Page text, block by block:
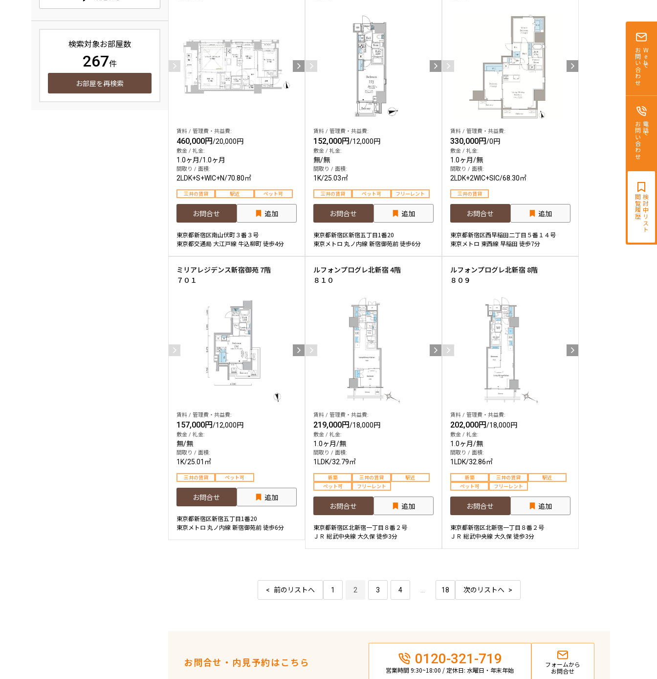
Webで
お問い合わせ
電話で
お問い合わせ
検討中リスト
閲覧履歴
検索対象お部屋数
267件
お部屋を再検索
賃料 / 管理費・共益費:
460,000円/20,000円
敷金 / 礼金:
1.0ヶ月/1.0ヶ月
間取り / 面積:
2LDK+S+WIC+N/70.80㎡
三井の賃貸 駅近 ペット可
お問合せ 追加
東京都新宿区南山伏町３番３号
東京都交通局 大江戸線 牛込柳町 徒歩4分
賃料 / 管理費・共益費:
152,000円/12,000円
敷金 / 礼金:
無/無
間取り / 面積:
1K/25.03㎡
三井の賃貸 ペット可 フリーレント
お問合せ 追加
東京都新宿区新宿五丁目1番20
東京メトロ 丸ノ内線 新宿御苑前 徒歩6分
賃料 / 管理費・共益費:
330,000円/0円
敷金 / 礼金:
1.0ヶ月/無
間取り / 面積:
2LDK+2WIC+SIC/68.30㎡
三井の賃貸
お問合せ 追加
東京都新宿区西早稲田二丁目５番１４号
東京メトロ 東西線 早稲田 徒歩7分
ミリアレジデンス新宿御苑 7階
７０１
賃料 / 管理費・共益費:
157,000円/12,000円
敷金 / 礼金:
無/無
間取り / 面積:
1K/25.01㎡
三井の賃貸 ペット可
お問合せ 追加
東京都新宿区新宿五丁目1番20
東京メトロ 丸ノ内線 新宿御苑前 徒歩6分
ルフォンプログレ北新宿 4階
８１０
賃料 / 管理費・共益費:
219,000円/18,000円
敷金 / 礼金:
1.0ヶ月/無
間取り / 面積:
1LDK/32.79㎡
新築 三井の賃貸
駅近
ペット可
フリーレント
お問合せ 追加
東京都新宿区北新宿一丁目８番２号
ＪＲ 総武中央線 大久保 徒歩3分
ルフォンプログレ北新宿 8階
８０９
賃料 / 管理費・共益費:
202,000円/18,000円
敷金 / 礼金:
1.0ヶ月/無
間取り / 面積:
1LDK/32.86㎡
新築 三井の賃貸
駅近
ペット可
フリーレント
お問合せ 追加
東京都新宿区北新宿一丁目８番２号
ＪＲ 総武中央線 大久保 徒歩3分
前のリストへ 1 2 3 4 ... 18 次のリストへ
お問合せ・内見予約はこちら 0120-321-719
営業時間 9:30~18:00 / 定休日: 水曜日・年末年始
フォームから
お問合せ